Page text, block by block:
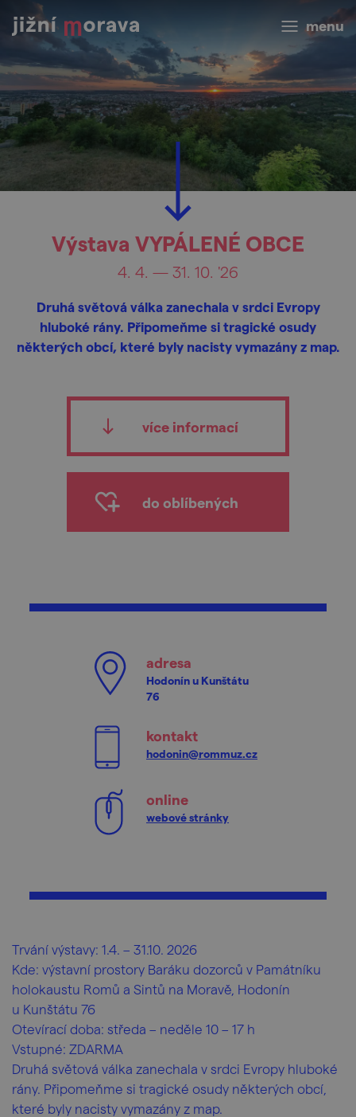
menu
Výstava VYPÁLENÉ OBCE
4. 4. — 31. 10. '26
Druhá světová válka zanechala v srdci Evropy
hluboké rány. Připomeňme si tragické osudy
některých obcí, které byly nacisty vymazány z map.
více informací
do oblíbených
adresa
Hodonín u Kunštátu
76
kontakt
hodonin@rommuz.cz
online
webové stránky
Trvání výstavy: 1.4. – 31.10. 2026
Kde: výstavní prostory Baráku dozorců v Památníku
holokaustu Romů a Sintů na Moravě, Hodonín
u Kunštátu 76
Otevírací doba: středa – neděle 10 – 17 h
Vstupné: ZDARMA
Druhá světová válka zanechala v srdci Evropy hluboké
rány. Připomeňme si tragické osudy některých obcí,
které byly nacisty vymazány z map.